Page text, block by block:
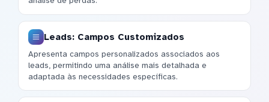
Leads: Campos Customizados
Apresenta campos personalizados associados aos
leads, permitindo uma análise mais detalhada e
adaptada às necessidades específicas.